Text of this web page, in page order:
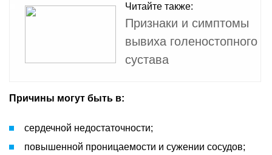
Читайте также:
Признаки и симптомы
вывиха голеностопного
сустава
Причины могут быть в:
сердечной недостаточности;
повышенной проницаемости и сужении сосудов;